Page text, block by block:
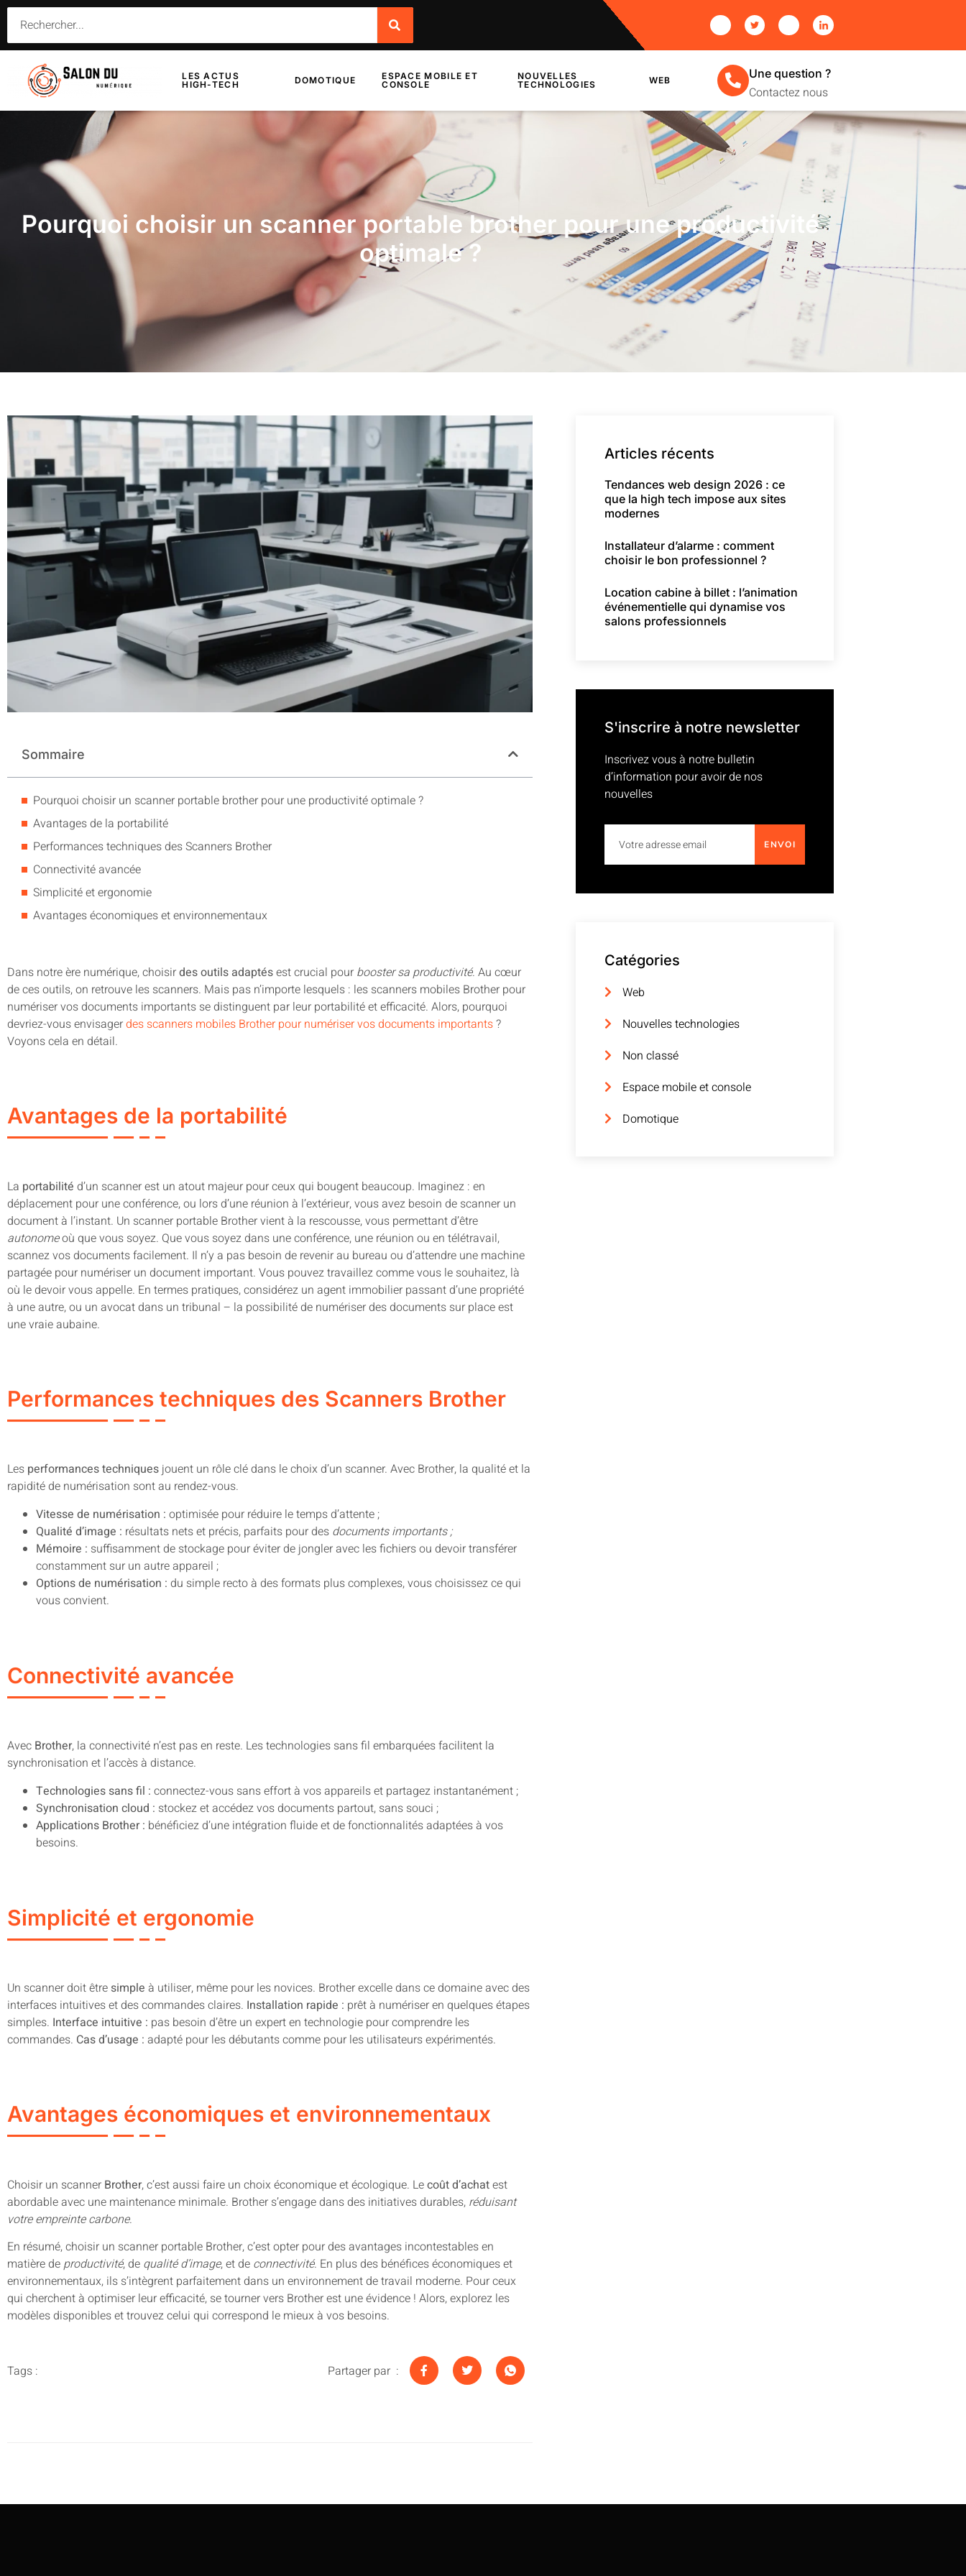
LES ACTUS
HIGH-TECH
DOMOTIQUE
ESPACE MOBILE ET
CONSOLE
NOUVELLES
TECHNOLOGIES
WEB Une question ?
Contactez nous
Pourquoi choisir un scanner portable brother pour une productivité
optimale ?
Sommaire
Pourquoi choisir un scanner portable brother pour une productivité optimale ?
Avantages de la portabilité
Performances techniques des Scanners Brother
Connectivité avancée
Simplicité et ergonomie
Avantages économiques et environnementaux
Dans notre ère numérique, choisirdes outils adaptésest crucial pour booster sa productivité. Au cœur
de ces outils, on retrouve les scanners. Mais pas n’importe lesquels : les scanners mobiles Brother pour
numériser vos documents importants se distinguent par leur portabilité et efficacité. Alors, pourquoi
devriez-vous envisagerdes scanners mobiles Brother pour numériser vos documents importants?
Voyons cela en détail.
Avantages de la portabilité
La portabilité d’un scanner est un atout majeur pour ceux qui bougent beaucoup. Imaginez : en
déplacement pour une conférence, ou lors d’une réunion à l’extérieur, vous avez besoin de scanner un
document à l’instant. Un scanner portable Brother vient à la rescousse, vous permettant d’être
autonomeoù que vous soyez. Que vous soyez dans une conférence, une réunion ou en télétravail,
scannez vos documents facilement. Il n’y a pas besoin de revenir au bureau ou d’attendre une machine
partagée pour numériser un document important. Vous pouvez travaillez comme vous le souhaitez, là
où le devoir vous appelle. En termes pratiques, considérez un agent immobilier passant d’une propriété
à une autre, ou un avocat dans un tribunal – la possibilité de numériser des documents sur place est
une vraie aubaine.
Performances techniques des Scanners Brother
Les performances techniques jouent un rôle clé dans le choix d’un scanner. Avec Brother, la qualité et la
rapidité de numérisation sont au rendez-vous.
Vitesse de numérisation : optimisée pour réduire le temps d’attente ;
Qualité d’image : résultats nets et précis, parfaits pour des documents importants ;
Mémoire : suffisamment de stockage pour éviter de jongler avec les fichiers ou devoir transférer
constamment sur un autre appareil ;
Options de numérisation : du simple recto à des formats plus complexes, vous choisissez ce qui
vous convient.
Connectivité avancée
Avec Brother, la connectivité n’est pas en reste. Les technologies sans fil embarquées facilitent la
synchronisation et l’accès à distance.
Technologies sans fil : connectez-vous sans effort à vos appareils et partagez instantanément ;
Synchronisation cloud : stockez et accédez vos documents partout, sans souci ;
Applications Brother : bénéficiez d’une intégration fluide et de fonctionnalités adaptées à vos
besoins.
Simplicité et ergonomie
Un scanner doit être simple à utiliser, même pour les novices. Brother excelle dans ce domaine avec des
interfaces intuitives et des commandes claires. Installation rapide : prêt à numériser en quelques étapes
simples. Interface intuitive : pas besoin d’être un expert en technologie pour comprendre les
commandes. Cas d’usage : adapté pour les débutants comme pour les utilisateurs expérimentés.
Avantages économiques et environnementaux
Choisir un scanner Brother, c’est aussi faire un choix économique et écologique. Lecoût d’achatest
abordable avec une maintenance minimale. Brother s’engage dans des initiatives durables, réduisant
votre empreinte carbone.
En résumé, choisir un scanner portable Brother, c’est opter pour des avantages incontestables en
matière deproductivité, de qualité d’image, et de connectivité. En plus des bénéfices économiques et
environnementaux, ils s’intègrent parfaitement dans un environnement de travail moderne. Pour ceux
qui cherchent à optimiser leur efficacité, se tourner vers Brother est une évidence ! Alors, explorez les
modèles disponibles et trouvez celui qui correspond le mieux à vos besoins.
Tags : Partager par :
Articles récents
Tendances web design 2026 : ce
que la high tech impose aux sites
modernes
Installateur d’alarme : comment
choisir le bon professionnel ?
Location cabine à billet : l’animation
événementielle qui dynamise vos
salons professionnels
S'inscrire à notre newsletter
Inscrivez vous à notre bulletin
d’information pour avoir de nos
nouvelles
ENVOI
Catégories
Web
Nouvelles technologies
Non classé
Espace mobile et console
Domotique